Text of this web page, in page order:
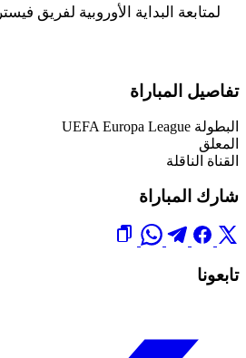
لمتابعة البداية الأوروبية لفريق
تفاصيل المباراة
البطولة UEFA Europa League
المعلق
القناة الناقلة
شارك المباراة
تابعونا